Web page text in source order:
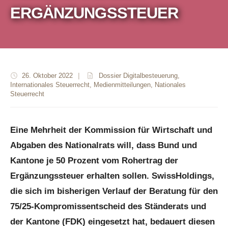
ERGÄNZUNGSSTEUER
26. Oktober 2022 Dossier Digitalbesteuerung,
Internationales Steuerrecht, Medienmitteilungen, Nationales
Steuerrecht
Eine Mehrheit der Kommission für Wirtschaft und
Abgaben des Nationalrats will, dass Bund und
Kantone je 50 Prozent vom Rohertrag der
Ergänzungssteuer erhalten sollen. SwissHoldings,
die sich im bisherigen Verlauf der Beratung für den
75/25-Kompromissentscheid des Ständerats und
der Kantone (FDK) eingesetzt hat, bedauert diesen